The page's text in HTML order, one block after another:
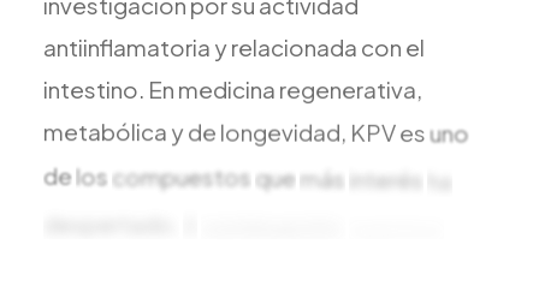
antiinflamatoria yrelacionada con el
intestino. En medicina regenerativa,
metabólica y de longevidad, KPVesuno
deloscompuestos que más interés
ha